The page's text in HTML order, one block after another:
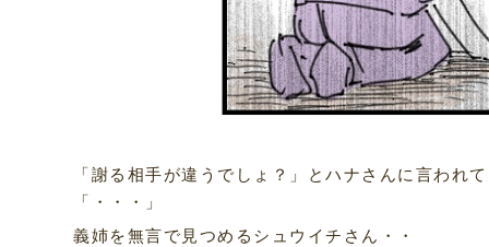
「謝る相手が違うでしょ？」とハナさんに言われ
「・・・」
義姉を無言で見つめるシュウイチさん・・